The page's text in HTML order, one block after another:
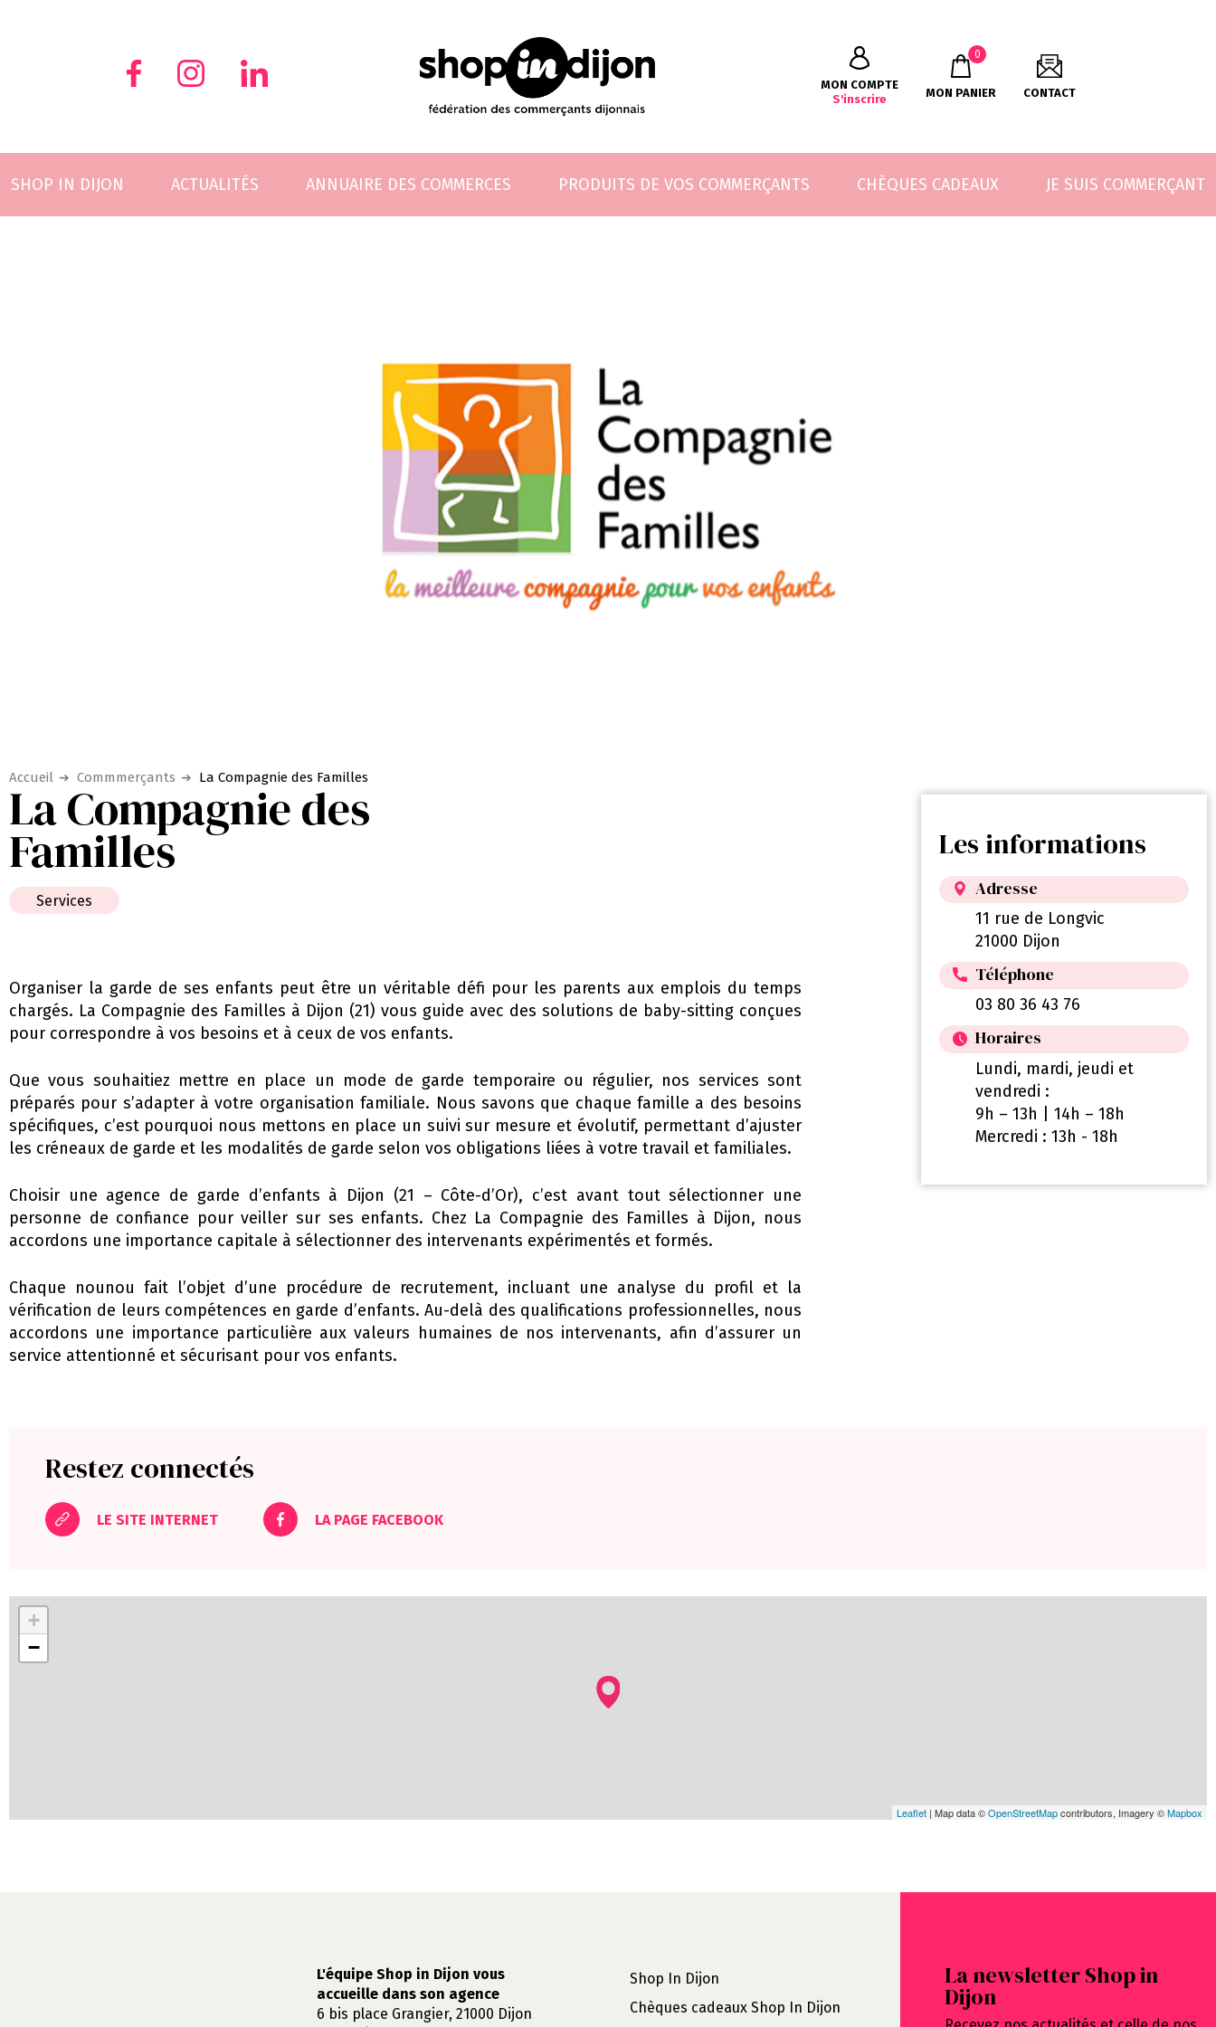
MON COMPTE
S'inscrire
0
MON PANIER CONTACT
SHOP IN DIJON ACTUALITÉS ANNUAIRE DES COMMERCES PRODUITS DE VOS COMMERÇANTS CHÈQUES CADEAUX JE SUIS COMMERÇANT
Accueil Commmerçants La Compagnie des Familles
La Compagnie des
Familles
Services
Organiser la garde de ses enfants peut être un véritable défi pour les parents aux emplois du temps
chargés. La Compagnie des Familles à Dijon (21) vous guide avec des solutions de baby-sitting conçues
pour correspondre à vos besoins et à ceux de vos enfants.
Que vous souhaitiez mettre en place un mode de garde temporaire ou régulier, nos services sont
préparés pour s’adapter à votre organisation familiale. Nous savons que chaque famille a des besoins
spécifiques, c’est pourquoi nous mettons en place un suivi sur mesure et évolutif, permettant d’ajuster
les créneaux de garde et les modalités de garde selon vos obligations liées à votre travail et familiales.
Choisir une agence de garde d’enfants à Dijon (21 – Côte-d’Or), c’est avant tout sélectionner une
personne de confiance pour veiller sur ses enfants. Chez La Compagnie des Familles à Dijon, nous
accordons une importance capitale à sélectionner des intervenants expérimentés et formés.
Chaque nounou fait l’objet d’une procédure de recrutement, incluant une analyse du profil et la
vérification de leurs compétences en garde d’enfants. Au-delà des qualifications professionnelles, nous
accordons une importance particulière aux valeurs humaines de nos intervenants, afin d’assurer un
service attentionné et sécurisant pour vos enfants.
Les informations
Adresse
11 rue de Longvic
21000 Dijon
Téléphone
03 80 36 43 76
Horaires
Lundi, mardi, jeudi et
vendredi :
9h – 13h | 14h – 18h
Mercredi : 13h - 18h
Restez connectés
LE SITE INTERNET LA PAGE FACEBOOK
+
−
Leaflet | Map data ©OpenStreetMapcontributors, Imagery ©Mapbox
L'équipe Shop in Dijon vous
accueille dans son agence
6 bis place Grangier, 21000 Dijon
Shop In Dijon
Chèques cadeaux Shop In Dijon
La newsletter Shop in
Dijon